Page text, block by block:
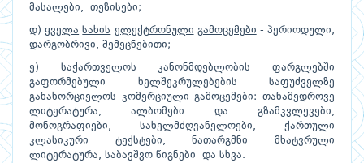
მასალები, თეზისები;
დ)ყველა სახის ელექტრონული გამოცემები - პერიოდული,
დარგობრივი, შემეცნებითი;
ე) საქართველოს კანონმდებლობის ფარგლებში
გაფორმებული ხელშეკრულებების საფუძველზე
განახორციელოს კომერციული გამოცემები: თანამედროვე
ლიტერატურა, ალბომები და გზამკვლევები,
მონოგრაფიები, სახელმძღვანელოები, ქართული
კლასიკური ტექსტები, ნათარგმნი მხატვრული
ლიტერატურა, საბავშვო წიგნები და სხვა.